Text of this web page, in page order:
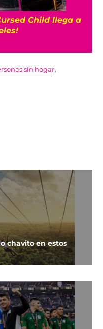
Child llega a
sin hogar,
chavito en estos